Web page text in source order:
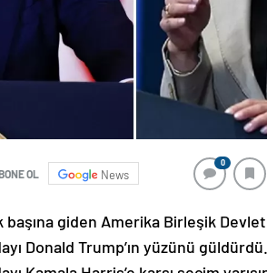
OL News
0
başına giden Amerika Birleşik
Donald Trump’ın yüzünü